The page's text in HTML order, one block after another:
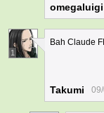
omegaluigi
1
Bah Claude
Takumi